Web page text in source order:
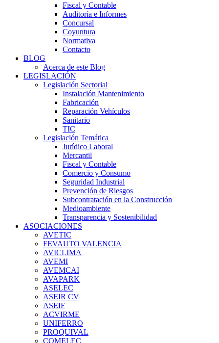
Fiscal y Contable
Auditoría e Informes
Concursal
Coyuntura
Normativa
Contacto
BLOG
Acerca de este Blog
LEGISLACIÓN
Legislación Sectorial
Instalación Mantenimiento
Fabricación
Reparación Vehículos
Sanitario
TIC
Legislación Temática
Jurídico Laboral
Mercantil
Fiscal y Contable
Comercio y Consumo
Seguridad Industrial
Prevención de Riesgos
Subcontratación en la Construcción
Medioambiente
Transparencia y Sostenibilidad
ASOCIACIONES
AVETIC
FEVAUTO VALENCIA
AVICLIMA
AVEMI
AVEMCAI
AVAPARK
ASELEC
ASEIR CV
ASEIF
ACVIRME
UNIFERRO
PROQUIVAL
COMELEC